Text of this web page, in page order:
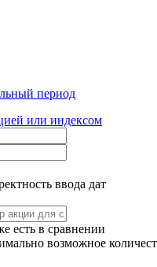
период
или индексом
ввода дат
есть в сравнении
возможное